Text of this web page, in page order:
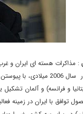
و فرانسه) و آلمان